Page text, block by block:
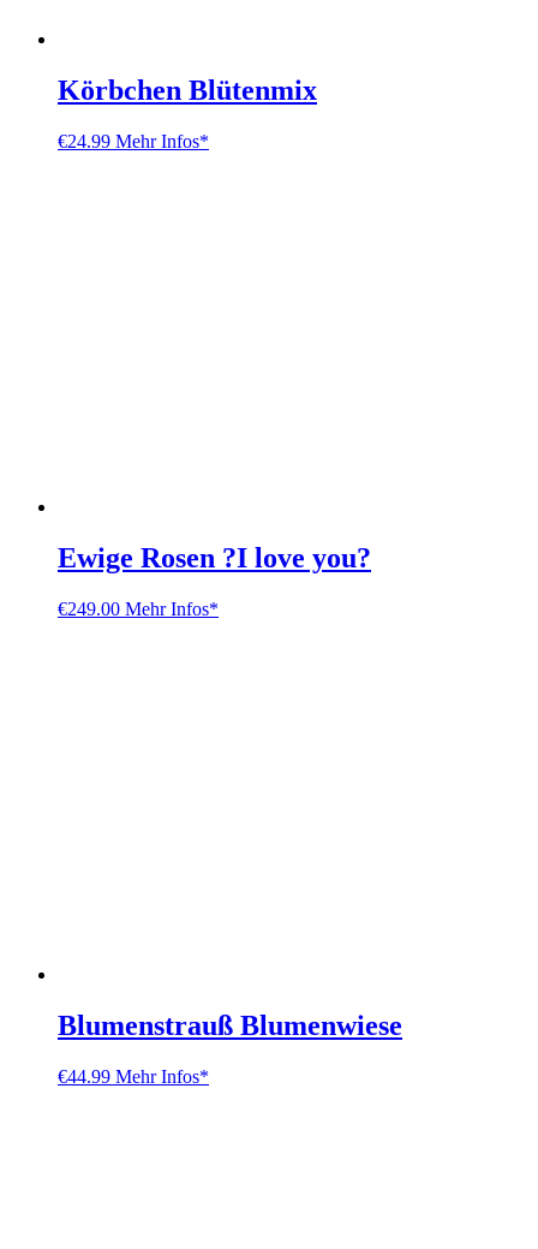
Körbchen Blütenmix
€24.99 Mehr Infos*
Ewige Rosen ?I love you?
€249.00 Mehr Infos*
Blumenstrauß Blumenwiese
€44.99 Mehr Infos*